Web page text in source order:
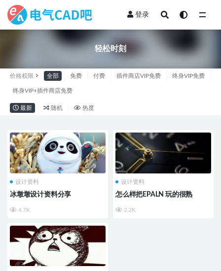
登录
轻松时刻
价格权限 全部 免费 付费 插件商店VIP免费 终身VIP免费
终身VIP+插件商店免费
最新 随机 热度
设计资料
冰墩墩设计资料分享
4.7K
设计资料
怎么样把EPALN 玩的很熟
2.2K